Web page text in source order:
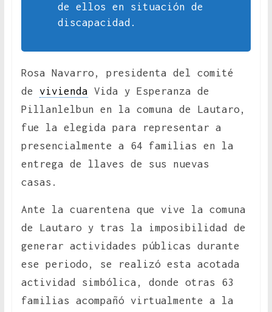
de ellos en situación de
discapacidad.
Rosa Navarro, presidenta del comité
de vivienda Vida y Esperanza de
Pillanlelbun en la comuna de Lautaro,
fue la elegida para representar a
presencialmente a 64 familias en la
entrega de llaves de sus nuevas
casas.
Ante la cuarentena que vive la comuna
de Lautaro y tras la imposibilidad de
generar actividades públicas durante
ese periodo, se realizó esta acotada
actividad simbólica, donde otras 63
familias acompañó virtualmente a la